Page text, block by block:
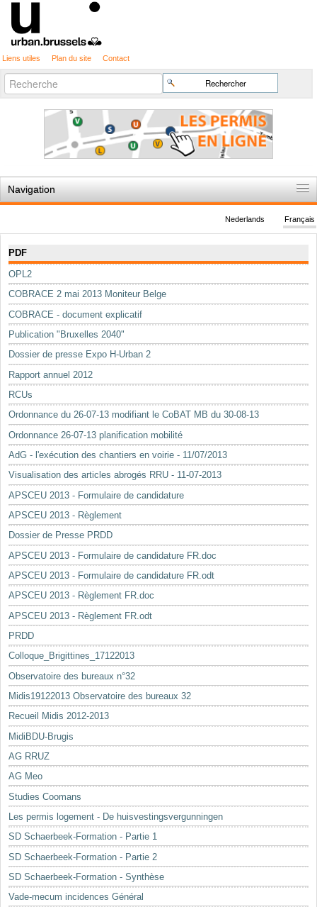
Liens utiles Plan du site Contact
Chercher par
Recherche
avancée…
Navigation
Règles du jeu
Permis d'urbanisme
Cartographie
Etudes et publications
Mots-clés
Renseignements urbanistiques
Français
Nederlands
PDF
OPL2
COBRACE 2 mai 2013 Moniteur Belge
COBRACE - document explicatif
Publication "Bruxelles 2040"
Dossier de presse Expo H-Urban 2
Rapport annuel 2012
RCUs
Ordonnance du 26-07-13 modifiant le CoBAT MB du 30-08-13
Ordonnance 26-07-13 planification mobilité
AdG - l'exécution des chantiers en voirie - 11/07/2013
Visualisation des articles abrogés RRU - 11-07-2013
APSCEU 2013 - Formulaire de candidature
APSCEU 2013 - Règlement
Dossier de Presse PRDD
APSCEU 2013 - Formulaire de candidature FR.doc
APSCEU 2013 - Formulaire de candidature FR.odt
APSCEU 2013 - Règlement FR.doc
APSCEU 2013 - Règlement FR.odt
PRDD
Colloque_Brigittines_17122013
Observatoire des bureaux n°32
Midis19122013 Observatoire des bureaux 32
Recueil Midis 2012-2013
MidiBDU-Brugis
AG RRUZ
AG Meo
Studies Coomans
Les permis logement - De huisvestingsvergunningen
SD Schaerbeek-Formation - Partie 1
SD Schaerbeek-Formation - Partie 2
SD Schaerbeek-Formation - Synthèse
Vade-mecum incidences Général